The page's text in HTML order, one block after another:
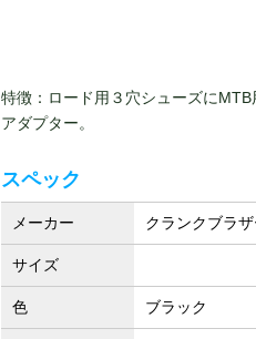
特徴：ロード用３穴シューズに
アダプター。
スペック
メーカー クランクブラ
サイズ
色 ブラック